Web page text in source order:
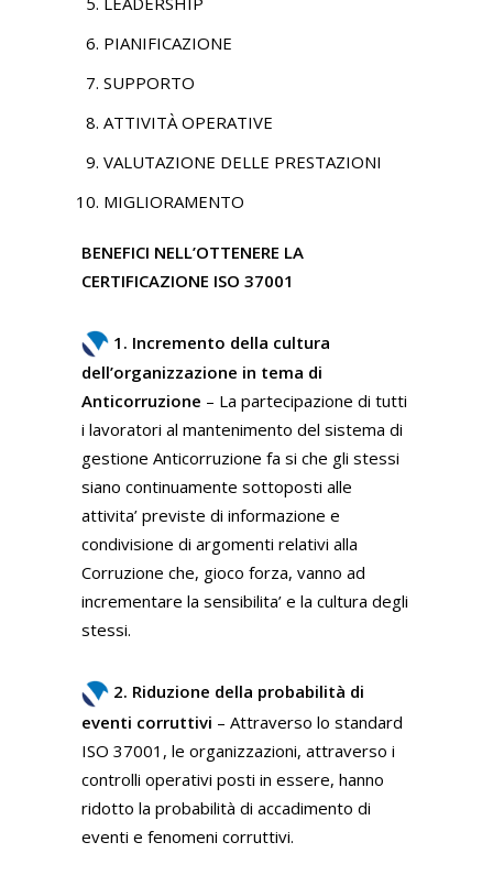
PIANIFICAZIONE
SUPPORTO
ATTIVITÀ OPERATIVE
VALUTAZIONE DELLE PRESTAZIONI
MIGLIORAMENTO
BENEFICI NELL’OTTENERE LA
CERTIFICAZIONE ISO 37001
1. Incremento della cultura
dell’organizzazione in tema di
Anticorruzione – La partecipazione di tutti
i lavoratori al mantenimento del sistema di
gestione Anticorruzione fa si che gli stessi
siano continuamente sottoposti alle
attivita’ previste di informazione e
condivisione di argomenti relativi alla
Corruzione che, gioco forza, vanno ad
incrementare la sensibilita’ e la cultura degli
stessi.
2. Riduzione della probabilità di
eventi corruttivi – Attraverso lo standard
ISO 37001, le organizzazioni, attraverso i
controlli operativi posti in essere, hanno
ridotto la probabilità di accadimento di
eventi e fenomeni corruttivi.